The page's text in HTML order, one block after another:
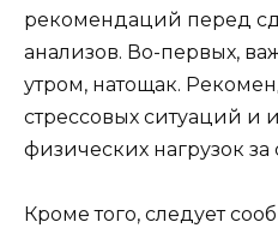
рекомендаций перед
анализов. Во-первых,
утром, натощак.
стрессовых ситуаций и
физических нагрузок за
Кроме того, следует